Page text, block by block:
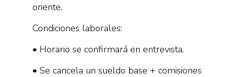
oriente.
Condiciones laborales:
• Horario se confirmará en entrevista.
• Se cancela un sueldo base + comisiones